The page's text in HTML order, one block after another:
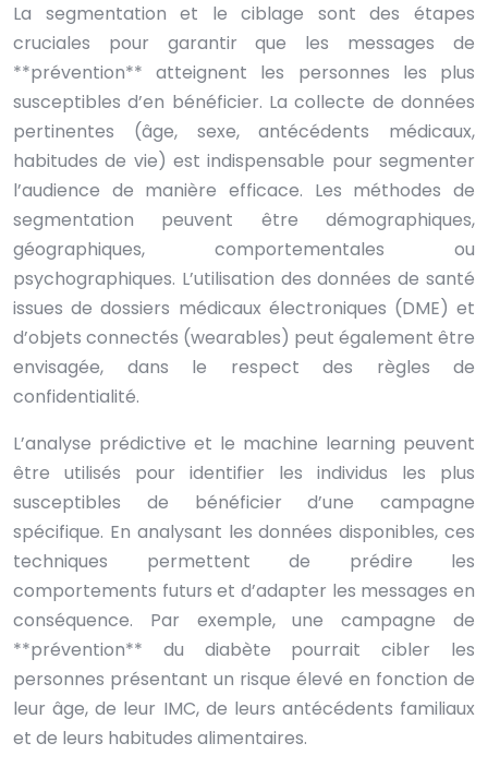
La segmentation et le ciblage sont des étapes
cruciales pour garantir que les messages de
**prévention** atteignent les personnes les plus
susceptibles d’en bénéficier. La collecte de données
pertinentes (âge, sexe, antécédents médicaux,
habitudes de vie) est indispensable pour segmenter
l’audience de manière efficace. Les méthodes de
segmentation peuvent être démographiques,
géographiques, comportementales ou
psychographiques. L’utilisation des données de santé
issues de dossiers médicaux électroniques (DME) et
d’objets connectés (wearables) peut également être
envisagée, dans le respect des règles de
confidentialité.
L’analyse prédictive et le machine learning peuvent
être utilisés pour identifier les individus les plus
susceptibles de bénéficier d’une campagne
spécifique. En analysant les données disponibles, ces
techniques permettent de prédire les
comportements futurs et d’adapter les messages en
conséquence. Par exemple, une campagne de
**prévention** du diabète pourrait cibler les
personnes présentant un risque élevé en fonction de
leur âge, de leur IMC, de leurs antécédents familiaux
et de leurs habitudes alimentaires.